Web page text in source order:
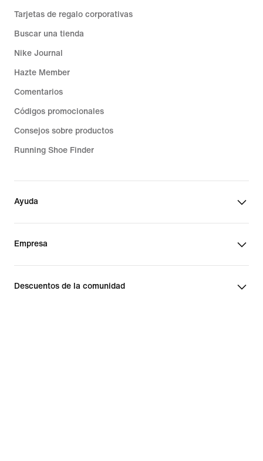
Tarjetas de regalo corporativas
Buscar una tienda
Nike Journal
Hazte Member
Comentarios
Códigos promocionales
Consejos sobre productos
Running Shoe Finder
Ayuda
Empresa
Descuentos de la comunidad